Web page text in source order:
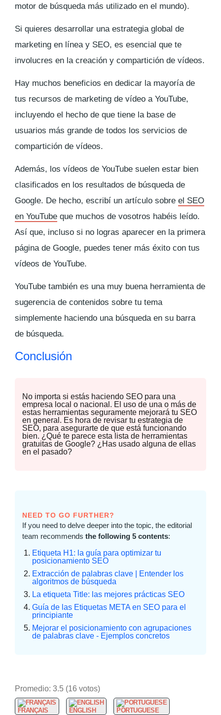
motor de búsqueda más utilizado en el mundo).
Si quieres desarrollar una estrategia global de
marketing en línea y SEO, es esencial que te
involucres en la creación y compartición de vídeos.
Hay muchos beneficios en dedicar la mayoría de
tus recursos de marketing de vídeo a YouTube,
incluyendo el hecho de que tiene la base de
usuarios más grande de todos los servicios de
compartición de vídeos.
Además, los vídeos de YouTube suelen estar bien
clasificados en los resultados de búsqueda de
Google. De hecho, escribí un artículo sobre el SEO
en YouTube que muchos de vosotros habéis leído.
Así que, incluso si no logras aparecer en la primera
página de Google, puedes tener más éxito con tus
vídeos de YouTube.
YouTube también es una muy buena herramienta de
sugerencia de contenidos sobre tu tema
simplemente haciendo una búsqueda en su barra
de búsqueda.
Conclusión
No importa si estás haciendo SEO para una
empresa local o nacional. El uso de una o más de
estas herramientas seguramente mejorará tu SEO
en general. Es hora de revisar tu estrategia de
SEO, para asegurarte de que está funcionando
bien. ¿Qué te parece esta lista de herramientas
gratuitas de Google? ¿Has usado alguna de ellas
en el pasado?
NEED TO GO FURTHER?
If you need to delve deeper into the topic, the editorial
team recommends the following 5 contents:
Etiqueta H1: la guía para optimizar tu
posicionamiento SEO
Extracción de palabras clave | Entender los
algoritmos de búsqueda
La etiqueta Title: las mejores prácticas SEO
Guía de las Etiquetas META en SEO para el
principiante
Mejorar el posicionamiento con agrupaciones
de palabras clave - Ejemplos concretos
Promedio: 3.5 (16 votos)
FRANÇAIS ENGLISH PORTUGUESE